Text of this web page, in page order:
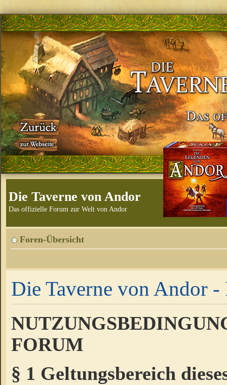
Die Taverne von Andor
Das offizielle Forum zur Welt von Andor
Foren-Übersicht
Die Taverne von Andor -
FORUM
§ 1 Geltungsbereich